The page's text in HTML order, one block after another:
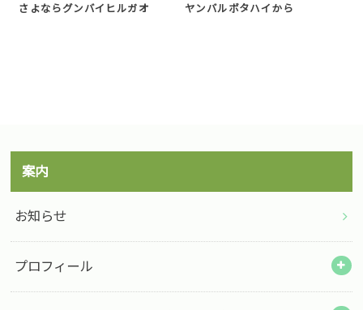
さよならグンバイヒルガオ
ヤンバルボタハイから
案内
お知らせ
プロフィール